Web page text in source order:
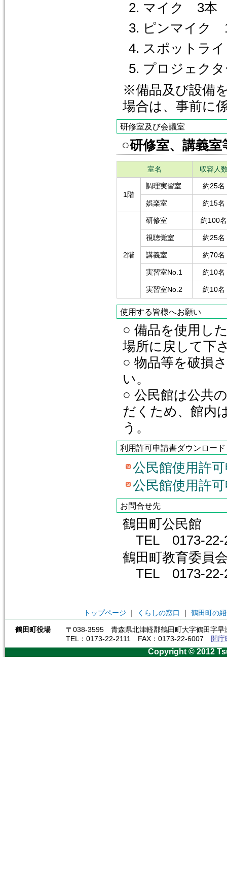
2. マイク 3本
3. ピンマイク
4. スポットラ
5. プロジェク
※備品及び設備
場合は、事前に
研修室及び会議室
○研修室、講義
室名 収容人
1階
調理実習室 約25名
娯楽室 約15名
2階
研修室 約100名
視聴覚室 約25名
講義室 約70名
実習室No.1 約10名
実習室No.2 約10名
使用する皆様へお願い
○ 備品を使用し
場所に戻して下
○ 物品等を破損
い。
○ 公民館は公共
だくため、館内
う。
利用許可申請書ダウンロード
公民館使用許
公民館使用許
お問合せ先
鶴田町公民館
TEL 0173-22-
鶴田町教育委員
TEL 0173-22-
トップページ ｜ くらしの窓口 ｜ 鶴田町の
鶴田町役場
〒038-3595 青森県北津軽郡鶴田町大字鶴田字早
TEL：0173-22-2111 FAX：0173-22-6007
開
Copyright © 2012